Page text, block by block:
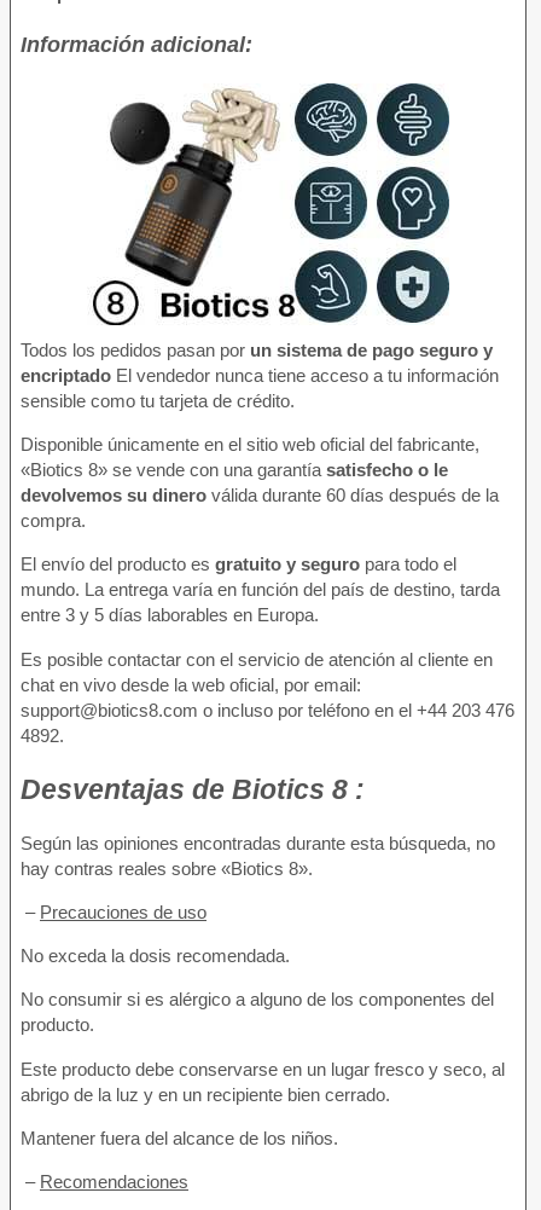
Información adicional:
Todos los pedidos pasan por un sistema de pago seguro y
encriptado El vendedor nunca tiene acceso a tu información
sensible como tu tarjeta de crédito.
Disponible únicamente en el sitio web oficial del fabricante,
«Biotics 8» se vende con una garantía satisfecho o le
devolvemos su dinero válida durante 60 días después de la
compra.
El envío del producto es gratuito y seguro para todo el
mundo. La entrega varía en función del país de destino, tarda
entre 3 y 5 días laborables en Europa.
Es posible contactar con el servicio de atención al cliente en
chat en vivo desde la web oficial, por email:
support@biotics8.com o incluso por teléfono en el +44 203 476
4892.
Desventajas de Biotics 8 :
Según las opiniones encontradas durante esta búsqueda, no
hay contras reales sobre «Biotics 8».
– Precauciones de uso
No exceda la dosis recomendada.
No consumir si es alérgico a alguno de los componentes del
producto.
Este producto debe conservarse en un lugar fresco y seco, al
abrigo de la luz y en un recipiente bien cerrado.
Mantener fuera del alcance de los niños.
– Recomendaciones